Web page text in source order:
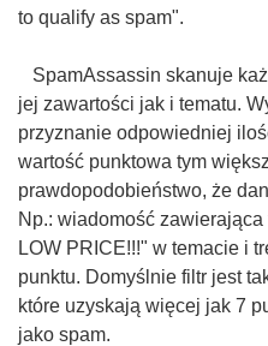
to qualify as spam".
SpamAssassin skanuje
jej zawartości jak i tematu.
przyznanie odpowiedniej
wartość punktowa tym
prawdopodobieństwo, że
Np.: wiadomość
LOW PRICE!!!" w temacie i
punktu. Domyślnie filtr jest
które uzyskają więcej jak 7
jako spam.